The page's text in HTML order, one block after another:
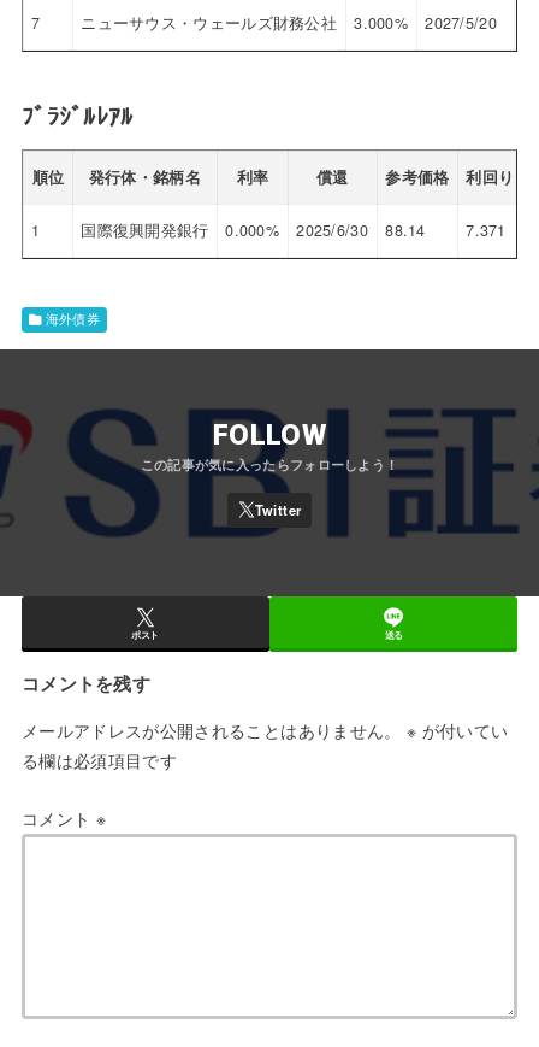
7 ニューサウス・ウェールズ財務公社 3.000% 2027/5/20
ﾌﾞﾗｼﾞﾙﾚｱﾙ
順位 発行体・銘柄名 利率 償還 参考価格 利回り
1 国際復興開発銀行 0.000% 2025/6/30 88.14 7.371
海外債券
FOLLOW
ポスト 送る
コメントを残す
メールアドレスが公開されることはありません。 ※ が付いてい
る欄は必須項目です
コメント ※